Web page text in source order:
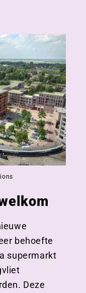
behoefte
supermarkt
Deze